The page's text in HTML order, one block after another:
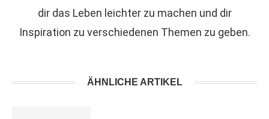
dir das Leben leichter zu machen und dir
Inspiration zu verschiedenen Themen zu geben.
ÄHNLICHE ARTIKEL